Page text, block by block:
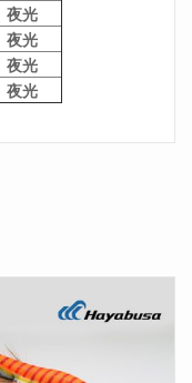
夜光
夜光
夜光
夜光